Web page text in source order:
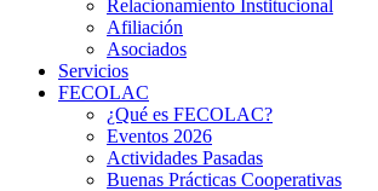
Relacionamiento Institucional
Afiliación
Asociados
Servicios
FECOLAC
¿Qué es FECOLAC?
Eventos 2026
Actividades Pasadas
Buenas Prácticas Cooperativas